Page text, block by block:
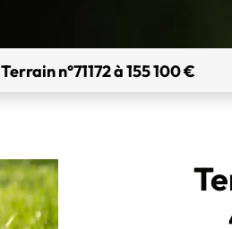
Terrain n°71172 à 155 100 €